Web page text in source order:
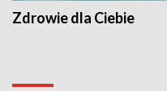
Zdrowie dla Ciebie